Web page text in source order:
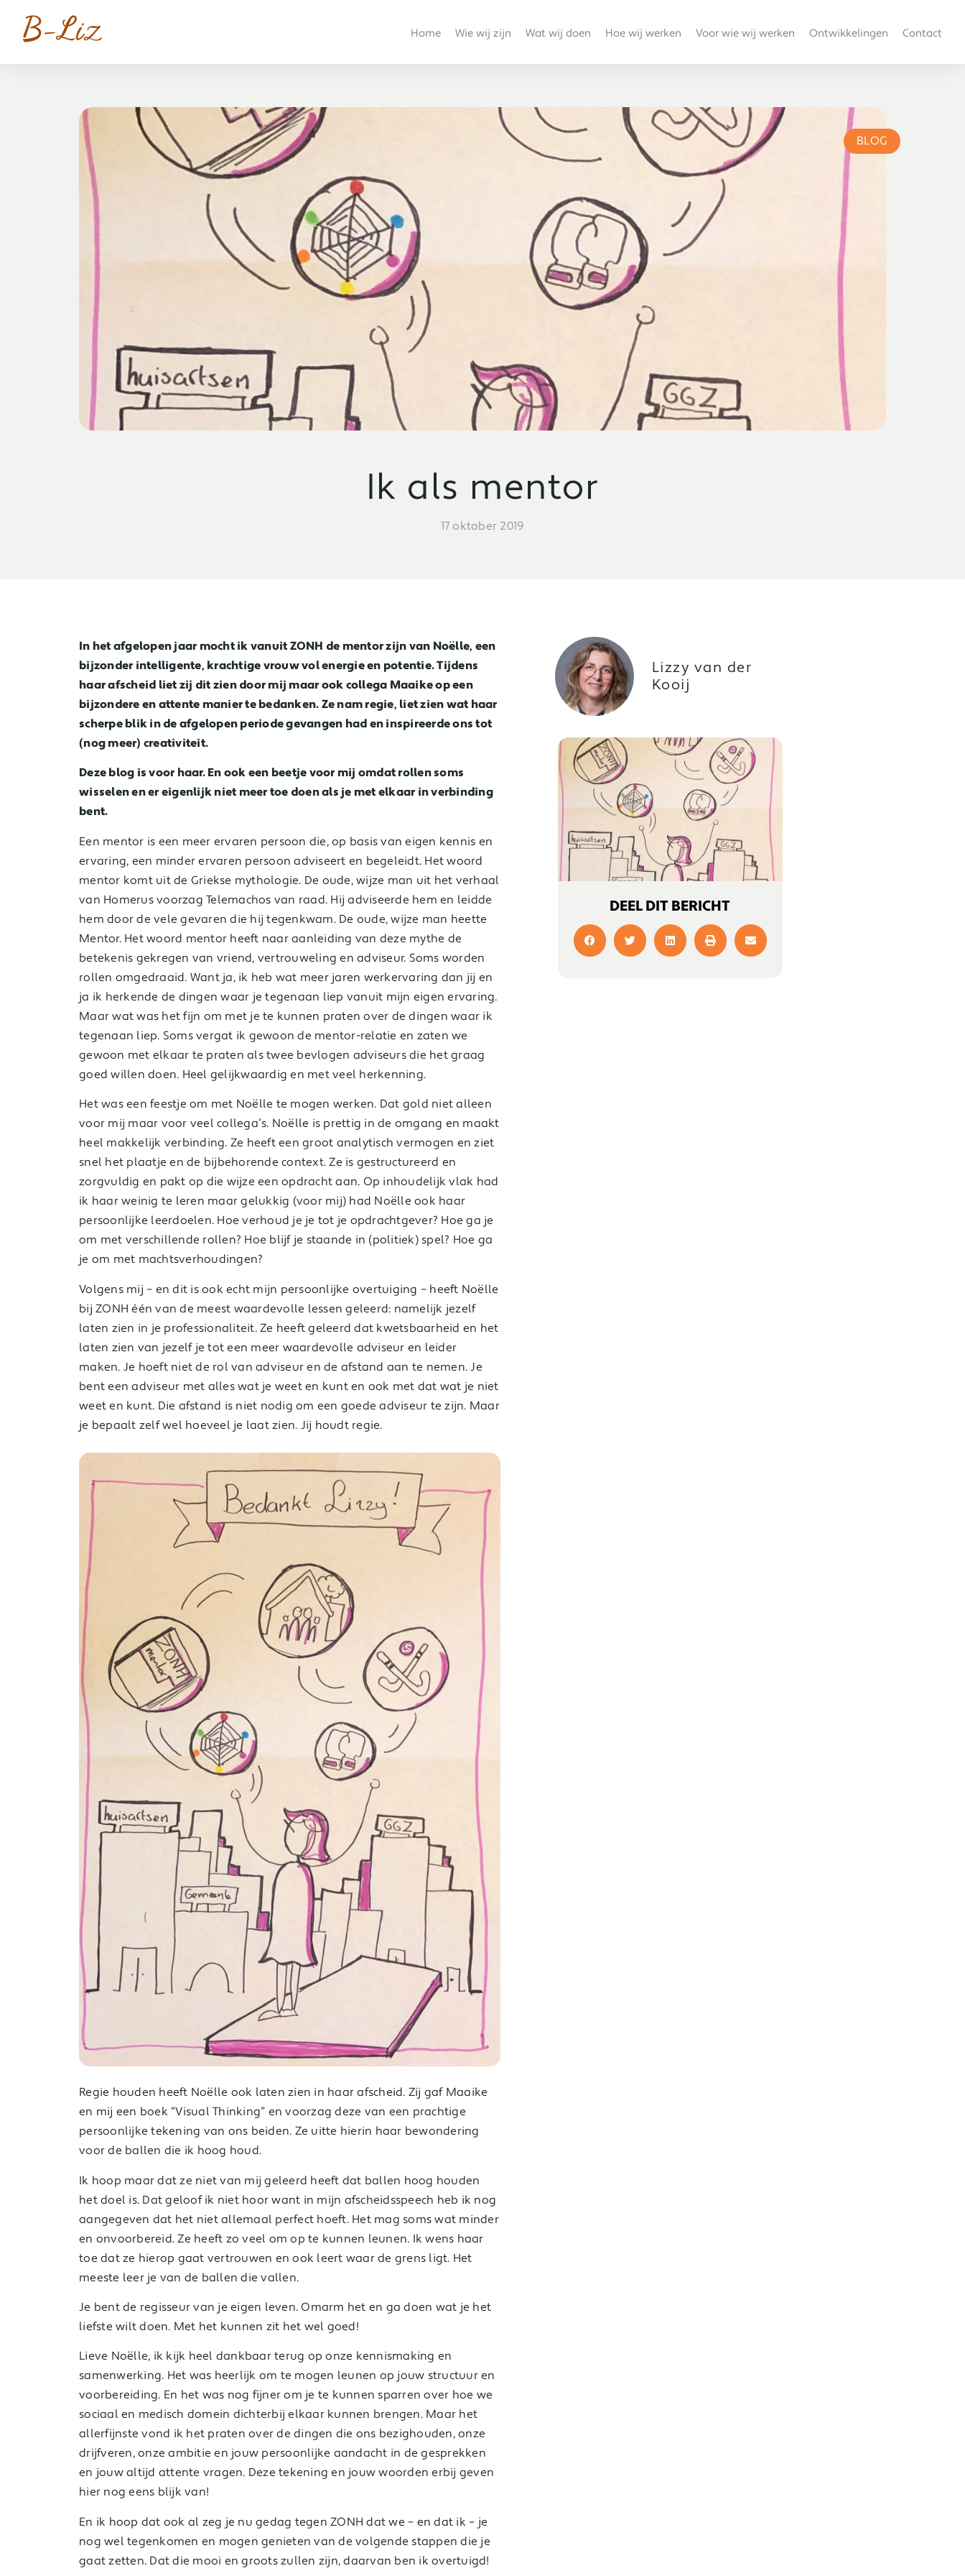
Home Wie wij zijn Wat wij doen Hoe wij werken Voor wie wij werken Ontwikkelingen Contact
BLOG
Ik als mentor
17 oktober 2019
In het afgelopen jaar mocht ik vanuit ZONH de mentor zijn van Noëlle, een
bijzonder intelligente, krachtige vrouw vol energie en potentie. Tijdens
haar afscheid liet zij dit zien door mij maar ook collega Maaike op een
bijzondere en attente manier te bedanken. Ze nam regie, liet zien wat haar
scherpe blik in de afgelopen periode gevangen had en inspireerde ons tot
(nog meer) creativiteit.
Deze blog is voor haar. En ook een beetje voor mij omdat rollen soms
wisselen en er eigenlijk niet meer toe doen als je met elkaar in verbinding
bent.
Een mentor is een meer ervaren persoon die, op basis van eigen kennis en
ervaring, een minder ervaren persoon adviseert en begeleidt. Het woord
mentor komt uit de Griekse mythologie. De oude, wijze man uit het verhaal
van Homerus voorzag Telemachos van raad. Hij adviseerde hem en leidde
hem door de vele gevaren die hij tegenkwam. De oude, wijze man heette
Mentor. Het woord mentor heeft naar aanleiding van deze mythe de
betekenis gekregen van vriend, vertrouweling en adviseur. Soms worden
rollen omgedraaid. Want ja, ik heb wat meer jaren werkervaring dan jij en
ja ik herkende de dingen waar je tegenaan liep vanuit mijn eigen ervaring.
Maar wat was het fijn om met je te kunnen praten over de dingen waar ik
tegenaan liep. Soms vergat ik gewoon de mentor-relatie en zaten we
gewoon met elkaar te praten als twee bevlogen adviseurs die het graag
goed willen doen. Heel gelijkwaardig en met veel herkenning.
Het was een feestje om met Noëlle te mogen werken. Dat gold niet alleen
voor mij maar voor veel collega’s. Noëlle is prettig in de omgang en maakt
heel makkelijk verbinding. Ze heeft een groot analytisch vermogen en ziet
snel het plaatje en de bijbehorende context. Ze is gestructureerd en
zorgvuldig en pakt op die wijze een opdracht aan. Op inhoudelijk vlak had
ik haar weinig te leren maar gelukkig (voor mij) had Noëlle ook haar
persoonlijke leerdoelen. Hoe verhoud je je tot je opdrachtgever? Hoe ga je
om met verschillende rollen? Hoe blijf je staande in (politiek) spel? Hoe ga
je om met machtsverhoudingen?
Volgens mij – en dit is ook echt mijn persoonlijke overtuiging – heeft Noëlle
bij ZONH één van de meest waardevolle lessen geleerd: namelijk jezelf
laten zien in je professionaliteit. Ze heeft geleerd dat kwetsbaarheid en het
laten zien van jezelf je tot een meer waardevolle adviseur en leider
maken. Je hoeft niet de rol van adviseur en de afstand aan te nemen. Je
bent een adviseur met alles wat je weet en kunt en ook met dat wat je niet
weet en kunt. Die afstand is niet nodig om een goede adviseur te zijn. Maar
je bepaalt zelf wel hoeveel je laat zien. Jij houdt regie.
Regie houden heeft Noëlle ook laten zien in haar afscheid. Zij gaf Maaike
en mij een boek “Visual Thinking” en voorzag deze van een prachtige
persoonlijke tekening van ons beiden. Ze uitte hierin haar bewondering
voor de ballen die ik hoog houd.
Ik hoop maar dat ze niet van mij geleerd heeft dat ballen hoog houden
het doel is. Dat geloof ik niet hoor want in mijn afscheidsspeech heb ik nog
aangegeven dat het niet allemaal perfect hoeft. Het mag soms wat minder
en onvoorbereid. Ze heeft zo veel om op te kunnen leunen. Ik wens haar
toe dat ze hierop gaat vertrouwen en ook leert waar de grens ligt. Het
meeste leer je van de ballen die vallen.
Je bent de regisseur van je eigen leven. Omarm het en ga doen wat je het
liefste wilt doen. Met het kunnen zit het wel goed!
Lieve Noëlle, ik kijk heel dankbaar terug op onze kennismaking en
samenwerking. Het was heerlijk om te mogen leunen op jouw structuur en
voorbereiding. En het was nog fijner om je te kunnen sparren over hoe we
sociaal en medisch domein dichterbij elkaar kunnen brengen. Maar het
allerfijnste vond ik het praten over de dingen die ons bezighouden, onze
drijfveren, onze ambitie en jouw persoonlijke aandacht in de gesprekken
en jouw altijd attente vragen. Deze tekening en jouw woorden erbij geven
hier nog eens blijk van!
En ik hoop dat ook al zeg je nu gedag tegen ZONH dat we – en dat ik – je
nog wel tegenkomen en mogen genieten van de volgende stappen die je
gaat zetten. Dat die mooi en groots zullen zijn, daarvan ben ik overtuigd!
Lizzy van der
Kooij
DEEL DIT BERICHT